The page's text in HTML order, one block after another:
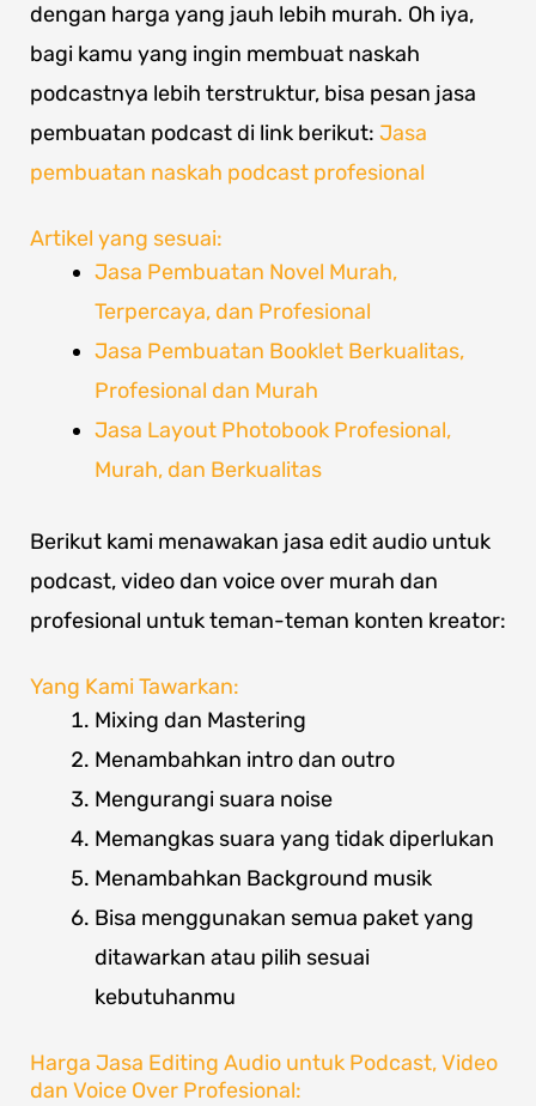
dengan harga yang jauh lebih murah. Oh iya,
bagi kamu yang ingin membuat naskah
podcastnya lebih terstruktur, bisa pesan jasa
pembuatan podcast di link berikut: Jasa
pembuatan naskah podcast profesional
Artikel yang sesuai:
Jasa Pembuatan Novel Murah,
Terpercaya, dan Profesional
Jasa Pembuatan Booklet Berkualitas,
Profesional dan Murah
Jasa Layout Photobook Profesional,
Murah, dan Berkualitas
Berikut kami menawakan jasa edit audio untuk
podcast, video dan voice over murah dan
profesional untuk teman-teman konten kreator:
Yang Kami Tawarkan:
Mixing dan Mastering
Menambahkan intro dan outro
Mengurangi suara noise
Memangkas suara yang tidak diperlukan
Menambahkan Background musik
Bisa menggunakan semua paket yang
ditawarkan atau pilih sesuai
kebutuhanmu
Harga Jasa Editing Audio untuk Podcast, Video
dan Voice Over Profesional: